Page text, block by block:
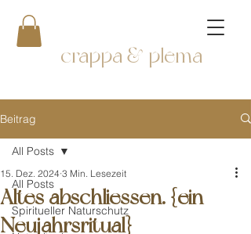
crappa & plema
Beitrag
All Posts
Spiritueller Naturschutz
All Posts
Altes abschliessen. {ein
Neujahrsritual}
15. Dez. 2024 3 Min. Lesezeit